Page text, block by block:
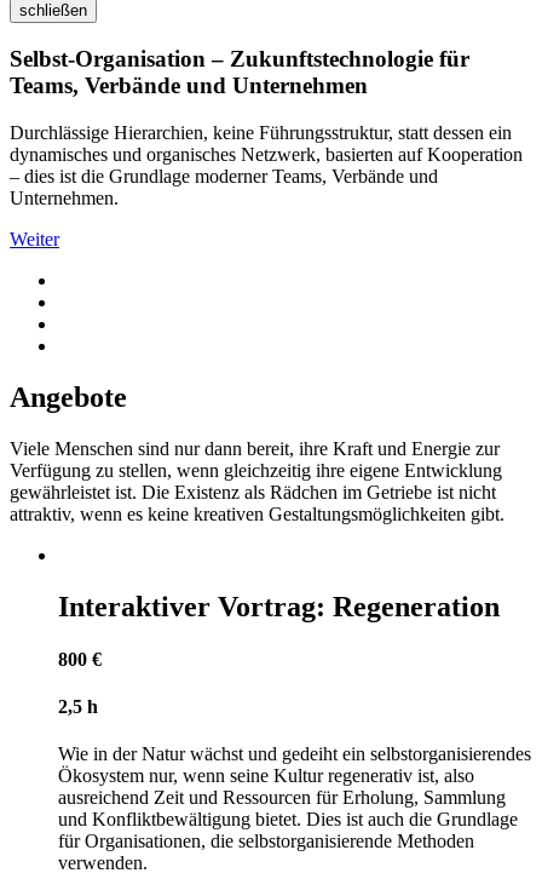
schließen
Selbst-Organisation – Zukunftstechnologie für
Teams, Verbände und Unternehmen
Durchlässige Hierarchien, keine Führungsstruktur, statt dessen ein
dynamisches und organisches Netzwerk, basierten auf Kooperation
– dies ist die Grundlage moderner Teams, Verbände und
Unternehmen.
Weiter
Angebote
Viele Menschen sind nur dann bereit, ihre Kraft und Energie zur
Verfügung zu stellen, wenn gleichzeitig ihre eigene Entwicklung
gewährleistet ist. Die Existenz als Rädchen im Getriebe ist nicht
attraktiv, wenn es keine kreativen Gestaltungsmöglichkeiten gibt.
Interaktiver Vortrag: Regeneration
800 €
2,5 h
Wie in der Natur wächst und gedeiht ein selbstorganisierendes
Ökosystem nur, wenn seine Kultur regenerativ ist, also
ausreichend Zeit und Ressourcen für Erholung, Sammlung
und Konfliktbewältigung bietet. Dies ist auch die Grundlage
für Organisationen, die selbstorganisierende Methoden
verwenden.